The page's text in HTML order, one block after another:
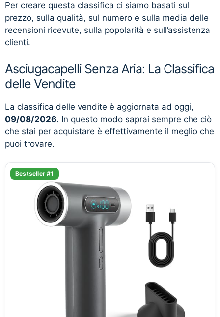
Per creare questa classifica ci siamo basati sul
prezzo, sulla qualità, sul numero e sulla media delle
recensioni ricevute, sulla popolarità e sull’assistenza
clienti.
Asciugacapelli Senza Aria: La Classifica
delle Vendite
La classifica delle vendite è aggiornata ad oggi,
09/08/2026. In questo modo saprai sempre che ciò
che stai per acquistare è effettivamente il meglio che
puoi trovare.
Bestseller #1